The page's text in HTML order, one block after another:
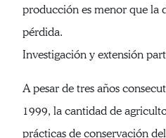
producción es menor que la
pérdida.
Investigación y extensión
A pesar de tres años
1999, la cantidad de
prácticas de conservación